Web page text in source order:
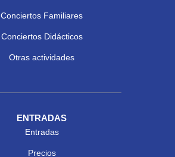
Conciertos Familiares
Conciertos Didácticos
Otras actividades
ENTRADAS
Entradas
Precios